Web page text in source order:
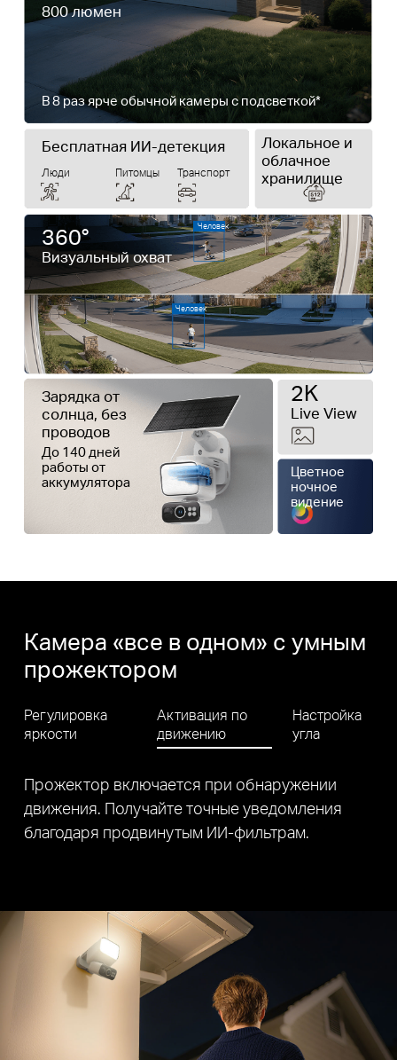
800 люмен
В 8 раз ярче обычной камеры с подсветкой*
360°
Визуальный охват
Человек
Человек
Бесплатная ИИ-детекция
Люди Питомцы Транспорт
Локальное и
облачное
хранилище
Зарядка от
солнца, без
проводов
До 140 дней
работы от
аккумулятора
2K
Live View
Цветное
ночное
видение
Камера «все в одном» с умным
прожектором
Регулировка
яркости
Активация по
движению
Настройка
угла
Настраивайте зону мониторинга и
эффективность зарядки благодаря
регулируемому углу прожектора, камеры и